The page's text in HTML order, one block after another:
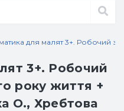
для малят 3+. Робочий
3+. Робочий
року життя +
О., Хребтова